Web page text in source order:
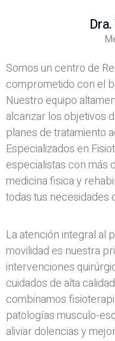
Somos un centro de
comprometido con el
Nuestro equipo
alcanzar los objetivos
planes de tratamiento
Especializados en
especialistas con más
medicina fisica y
todas tus necesidades
La atención integral al
movilidad es nuestra
intervenciones
cuidados de alta
combinamos
patologías musculo-
aliviar dolencias y